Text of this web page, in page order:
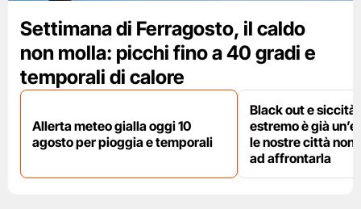
Settimana di Ferragosto, il caldo
non molla: picchi fino a 40 gradi e
temporali di calore
Allerta meteo gialla oggi 10
agosto per pioggia e temporali
Black out e
estremo è già
le nostre città non
ad affrontarla